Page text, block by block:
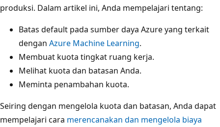
produksi. Dalam artikel ini, Anda mempelajari tentang:
Batas default pada sumber daya Azure yang terkait
dengan Azure Machine Learning.
Membuat kuota tingkat ruang kerja.
Melihat kuota dan batasan Anda.
Meminta penambahan kuota.
Seiring dengan mengelola kuota dan batasan, Anda dapat
mempelajari cara merencanakan dan mengelola biaya